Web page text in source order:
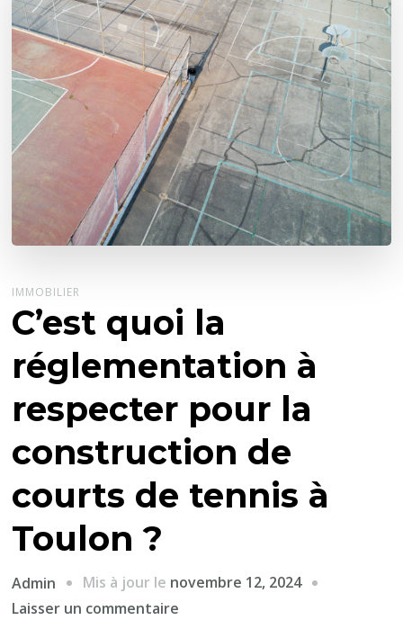
IMMOBILIER
C’est quoi la
réglementation à
respecter pour la
construction de
courts de tennis à
Toulon ?
Admin Mis à jour le novembre 12, 2024
Laisser un commentaire